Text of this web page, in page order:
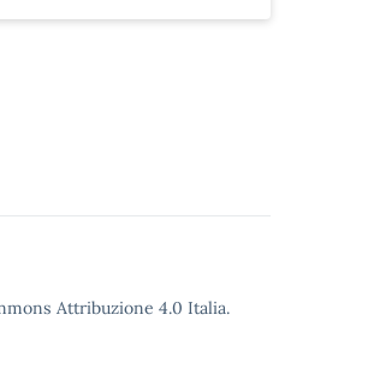
Attribuzione 4.0 Italia.